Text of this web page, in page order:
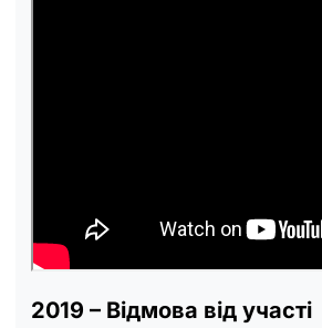
2019 – Відмова від участі